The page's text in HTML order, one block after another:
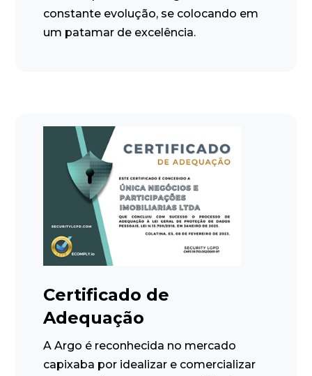
constante evolução, se colocando em
um patamar de excelência.
Certificado de
Adequação
A Argo é reconhecida no mercado
capixaba por idealizar e comercializar